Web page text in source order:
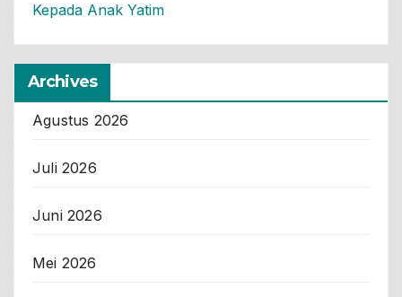
Kepada Anak Yatim
Archives
Agustus 2026
Juli 2026
Juni 2026
Mei 2026